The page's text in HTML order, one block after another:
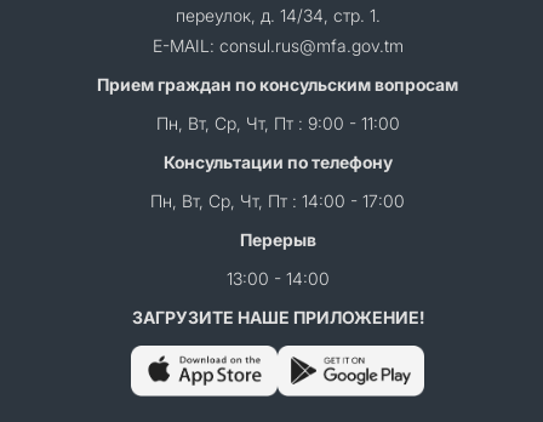
переулок, д. 14/34, стр. 1.
E-MAIL: consul.rus@mfa.gov.tm
Прием граждан по консульским вопросам
Пн, Вт, Ср, Чт, Пт : 9:00 - 11:00
Консультации по телефону
Пн, Вт, Ср, Чт, Пт : 14:00 - 17:00
Перерыв
13:00 - 14:00
ЗАГРУЗИТЕ НАШЕ ПРИЛОЖЕНИЕ!